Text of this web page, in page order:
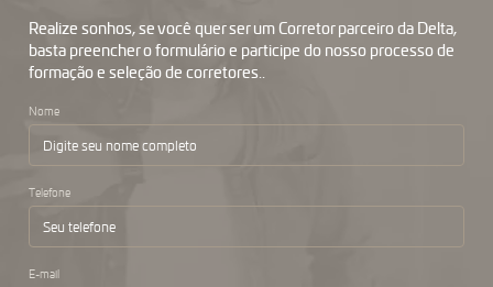
Realize sonhos, se você quer ser um Corretor parceiro da Delta,
basta preencher o formulário e participe do nosso processo de
formação e seleção de corretores..
Nome
Telefone
E-mail